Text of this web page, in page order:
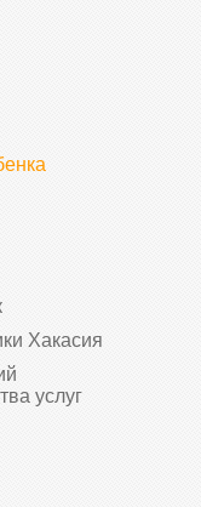
Хакасия
услуг